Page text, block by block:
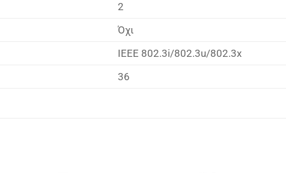
2
Όχι
IEEE 802.3i/802.3u/802.3x
36